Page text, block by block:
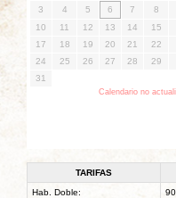
TARIFAS
Hab. Doble: